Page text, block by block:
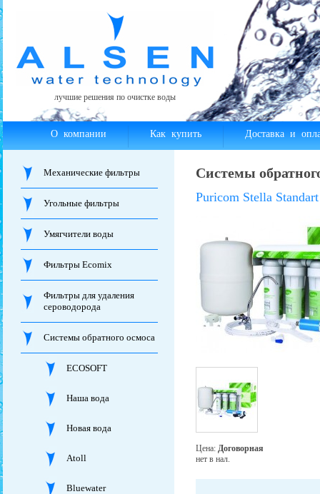
лучшие решения по очистке воды
О компании Как купить Доставка и
Механические фильтры
Угольные фильтры
Умягчители воды
Фильтры Ecomix
Фильтры для удаления
сероводорода
Системы обратного осмоса
ECOSOFT
Наша вода
Новая вода
Atoll
Bluewater
Системы
Puricom Stella
Цена: Договорная
нет в нал.